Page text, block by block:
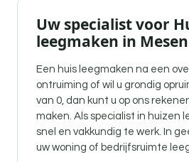
Uw specialist voor
leegmaken in Mesen
Een huis leegmaken na een
ontruiming of wil u grondig
van 0, dan kunt u op ons
maken. Als specialist in huizen
snel en vakkundig te werk. In
uw woning of bedrijfsruimte